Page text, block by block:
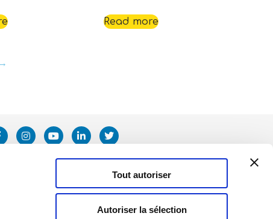
Tout autoriser
Autoriser la sélection
Read more
→